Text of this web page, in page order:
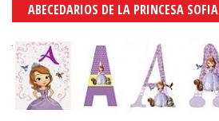
ABECEDARIOS DE LA PRINCESA SOFIA